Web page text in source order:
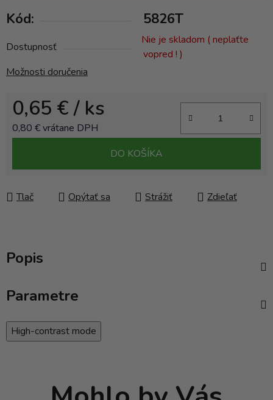
Kód: 5826T
Dostupnosť
Nie je skladom ( neplaťte
vopred ! )
Možnosti doručenia
0,65 €/ ks
0,80 € vrátane DPH
DO KOŠÍKA
Tlač Opýtať sa Strážiť Zdieľať
Popis
Parametre
High-contrast mode